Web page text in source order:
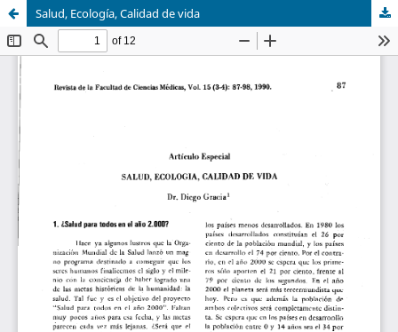
Salud, Ecología, Calidad de vida